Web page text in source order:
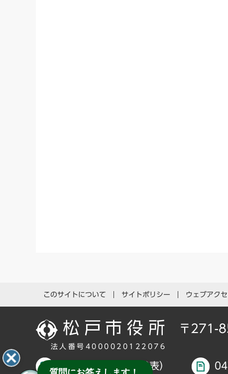
このサイトについて サイトポリシー ウェブアク
法人番号4000020122076
〒271-
047-366-1111（代表）